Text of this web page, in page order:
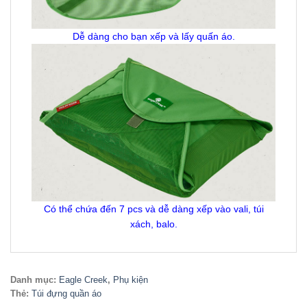
Dễ dàng cho bạn xếp và lấy quấn áo.
Có thể chứa đến 7 pcs và dễ dàng xếp vào vali, túi
xách, balo.
Danh mục: Eagle Creek, Phụ kiện
Thẻ: Túi đựng quần áo